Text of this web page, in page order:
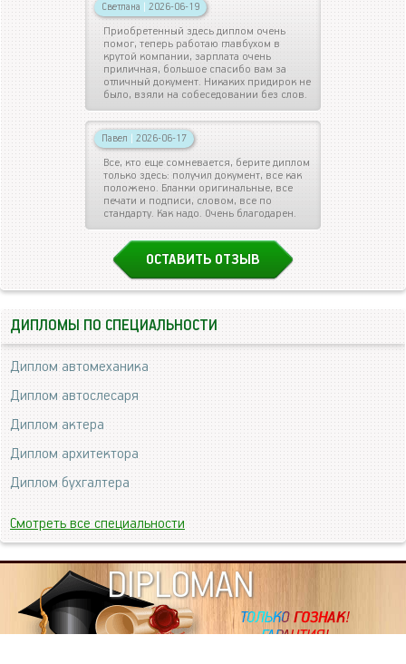
Светлана | 2026-06-19
Приобретенный здесь диплом очень
помог, теперь работаю главбухом в
крутой компании, зарплата очень
приличная, большое спасибо вам за
отличный документ. Никаких придирок не
было, взяли на собеседовании без слов.
Павел | 2026-06-17
Все, кто еще сомневается, берите диплом
только здесь: получил документ, все как
положено. Бланки оригинальные, все
печати и подписи, словом, все по
стандарту. Как надо. Очень благодарен.
ОСТАВИТЬ ОТЗЫВ
ДИПЛОМЫ ПО СПЕЦИАЛЬНОСТИ
Диплом автомеханика
Диплом автослесаря
Диплом актера
Диплом архитектора
Диплом бухгалтера
Смотреть все специальности
DIPLOMAN